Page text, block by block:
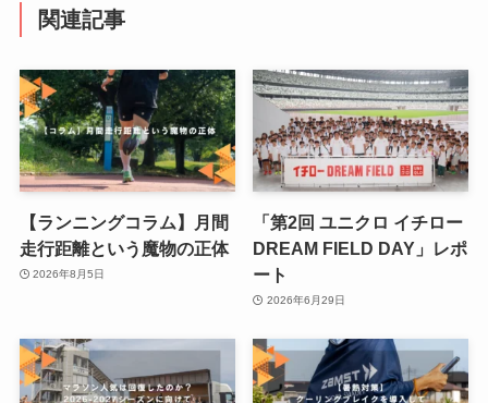
関連記事
【ランニングコラム】月間
走行距離という魔物の正体
2026年8月5日
「第2回 ユニクロ イチロー
DREAM FIELD DAY」レポ
ート
2026年6月29日